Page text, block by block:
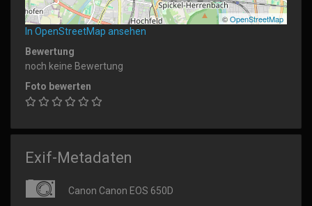
©OpenStreetMap
In OpenStreetMap ansehen
Bewertung
noch keine Bewertung
Foto bewerten
Exif-Metadaten
Canon Canon EOS 650D